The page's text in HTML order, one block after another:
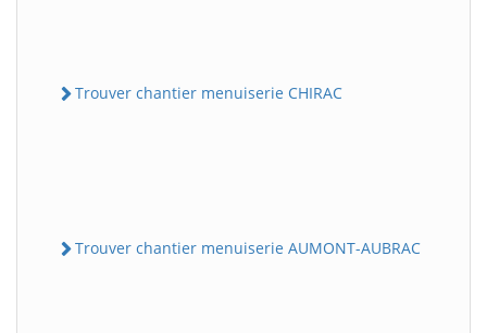
Trouver chantier menuiserie CHIRAC
Trouver chantier menuiserie AUMONT-AUBRAC